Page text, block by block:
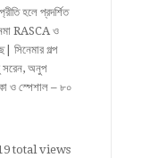
হলে প্রদর্শিত
RASCA ও
সিনেমার গল্প
সরেন, অনুপ
ও স্পেশাল – ৮০
total views